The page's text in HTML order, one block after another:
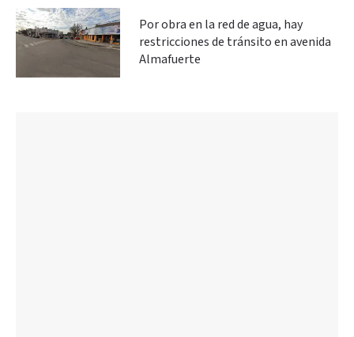
Por obra en la red de agua, hay
restricciones de tránsito en avenida
Almafuerte